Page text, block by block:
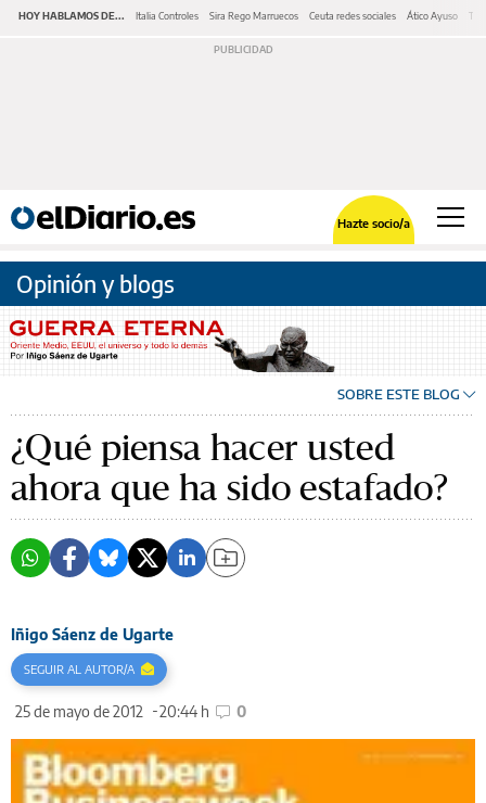
HOY HABLAMOS DE... Italia Controles Sira Rego Marruecos Ceuta redes sociales Ático Ayuso
Hazte socio/a
Opinión y blogs
SOBRE ESTE BLOG
¿Qué piensa hacer usted
ahora que ha sido estafado?
Iñigo Sáenz de Ugarte
25 de mayo de 2012 20:44 h 0
SEGUIR AL AUTOR/A